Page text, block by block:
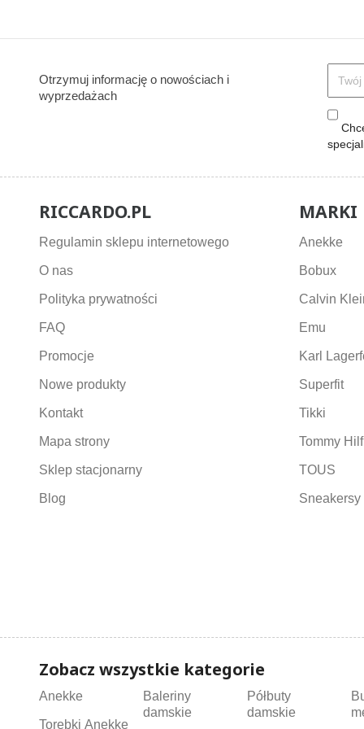
Otrzymuj informację o nowościach i
wyprzedażach
RICCARDO.PL
Regulamin sklepu internetowego
O nas
Polityka prywatności
FAQ
Promocje
Nowe produkty
Kontakt
Mapa strony
Sklep stacjonarny
Blog
MARKI
Anekke
Bobux
Calvin
Emu
Karl
Superfit
Tikki
Tommy
TOUS
Zobacz wszystkie kategorie
Anekke
Torebki Anekke
Baleriny
damskie
Półbuty
damskie